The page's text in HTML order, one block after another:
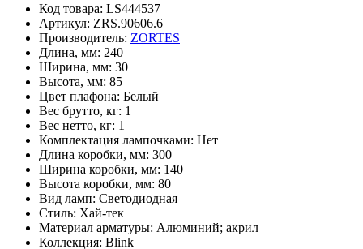
Код товара: LS444537
Артикул: ZRS.90606.6
Производитель: ZORTES
Длина, мм: 240
Ширина, мм: 30
Высота, мм: 85
Цвет плафона: Белый
Вес брутто, кг: 1
Вес нетто, кг: 1
Комплектация лампочками: Нет
Длина коробки, мм: 300
Ширина коробки, мм: 140
Высота коробки, мм: 80
Вид ламп: Светодиодная
Стиль: Хай-тек
Материал арматуры: Алюминий; акрил
Коллекция: Blink